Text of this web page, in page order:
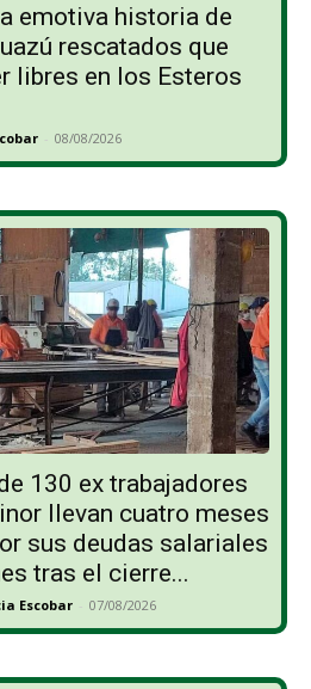
emotiva historia de
rescatados que
libres en los Esteros
- 08/08/2026
130 ex trabajadores
llevan cuatro meses
sus deudas salariales
tras el cierre...
Escobar - 07/08/2026